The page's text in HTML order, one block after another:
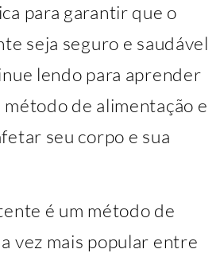
para garantir que o
seja seguro e saudável
lendo para aprender
método de alimentação e
seu corpo e sua
é um método de
vez mais popular entre